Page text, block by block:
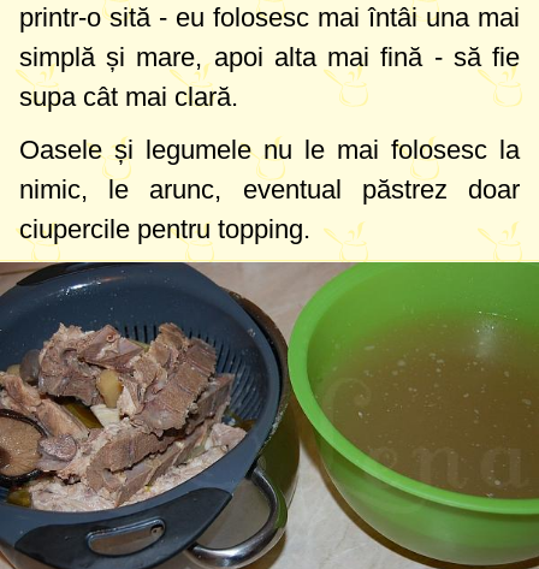
printr-o sită - eu folosesc mai întâi una mai
simplă și mare, apoi alta mai fină - să fie
supa cât mai clară.
Oasele și legumele nu le mai folosesc la
nimic, le arunc, eventual păstrez doar
ciupercile pentru topping.